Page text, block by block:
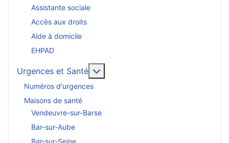
Assistante sociale
Accès aux droits
Aide à domicile
EHPAD
Urgences et Santé
Numéros d'urgences
Maisons de santé
Vendeuvre-sur-Barse
Bar-sur-Aube
Bar-sur-Seine